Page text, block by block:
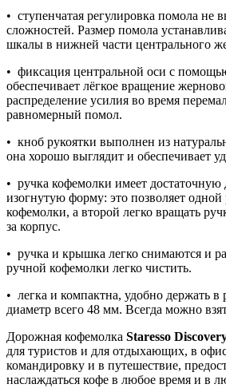
• ступенчатая регулировка помола не
сложностей. Размер помола
шкалы в нижней части центрального
• фиксация центральной оси с
обеспечивает лёгкое вращение
распределение усилия во время
равномерный помол.
• кноб рукоятки выполнен из
она хорошо выглядит и обеспечивает
• ручка кофемолки имеет
изогнутую форму: это позволяет одной
кофемолки, а второй легко вращать
за корпус.
• ручка и крышка легко снимаются и
ручной кофемолки легко чистить.
• легка и компактна, удобно держать в
диаметр всего 48 мм. Всегда можно
Дорожная кофемолка Staresso
для туристов и для отдыхающих, в
командировку и в путешествие,
наслаждаться кофе в любое время и в